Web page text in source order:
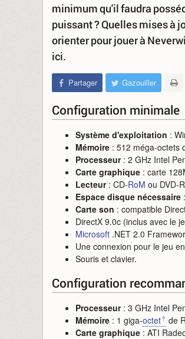
minimum qu'il faudra
puissant ? Quelles mises à
orienter pour jouer à
ici.
Partager Gazouiller
Configuration minimale
Système d'exploitation :
Mémoire : 512 méga-octets
Processeur: 2 GHz Intel
Carte graphique : carte
Lecteur: CD-RoM ou DVD-
Espace disque nécessaire
Carte son : compatible
DirectX 9.0c (inclus avec le
Microsoft .NET 2.0
Une connexion pour le jeu
Souris et clavier.
Configuration
Processeur: 3 GHz Intel
Mémoire : 1 giga-octet
de
Carte graphique : ATI